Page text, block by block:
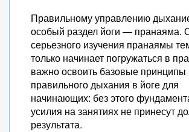
Правильному управлению
особый раздел йоги — пранаяма.
серьезного изучения пранаямы
только начинает погружаться в
важно освоить базовые принципы
правильного дыхания в йоге для
начинающих: без этого
усилия на занятиях не принесут
результата.